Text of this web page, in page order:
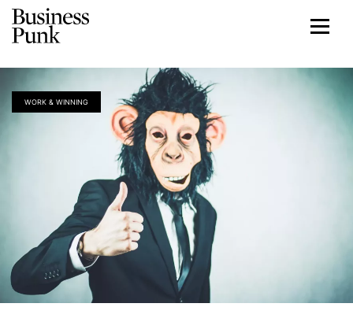
WORK & WINNING